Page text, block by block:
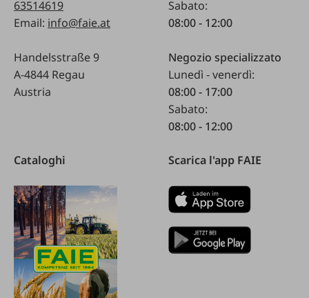
63514619
Email: info@faie.at
Handelsstraße 9
A-4844 Regau
Austria
Sabato:
08:00 - 12:00
Negozio specializzato
Lunedì - venerdì:
08:00 - 17:00
Sabato:
08:00 - 12:00
Cataloghi Scarica l'app FAIE